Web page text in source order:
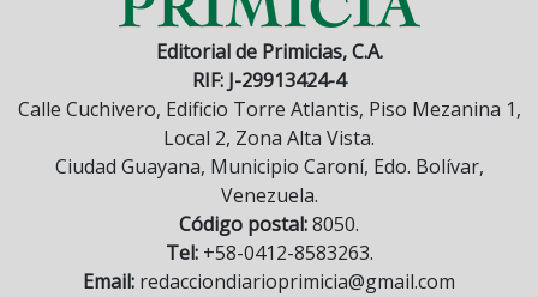
Editorial de Primicias, C.A.
RIF: J-29913424-4
Calle Cuchivero, Edificio Torre Atlantis, Piso Mezanina 1,
Local 2, Zona Alta Vista.
Ciudad Guayana, Municipio Caroní, Edo. Bolívar,
Venezuela.
Código postal:8050.
Tel:+58-0412-8583263.
Email: redacciondiarioprimicia@gmail.com